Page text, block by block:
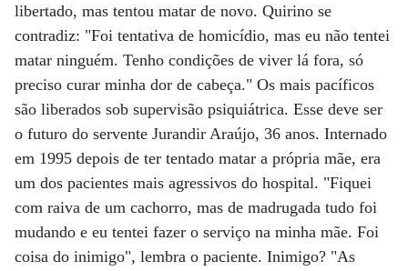
libertado, mas tentou matar de novo. Quirino se
contradiz: "Foi tentativa de homicídio, mas eu não tentei
matar ninguém. Tenho condições de viver lá fora, só
preciso curar minha dor de cabeça." Os mais pacíficos
são liberados sob supervisão psiquiátrica. Esse deve ser
o futuro do servente Jurandir Araújo, 36 anos. Internado
em 1995 depois de ter tentado matar a própria mãe, era
um dos pacientes mais agressivos do hospital. "Fiquei
com raiva de um cachorro, mas de madrugada tudo foi
mudando e eu tentei fazer o serviço na minha mãe. Foi
coisa do inimigo", lembra o paciente. Inimigo? "As